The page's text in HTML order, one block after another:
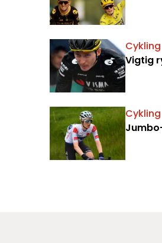
Cykling
Vigtig
Cykling